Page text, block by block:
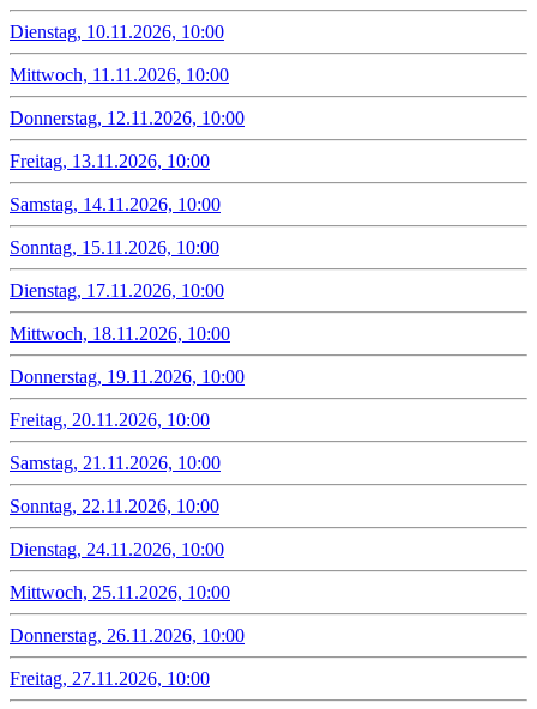
Dienstag, 10.11.2026, 10:00
Mittwoch, 11.11.2026, 10:00
Donnerstag, 12.11.2026, 10:00
Freitag, 13.11.2026, 10:00
Samstag, 14.11.2026, 10:00
Sonntag, 15.11.2026, 10:00
Dienstag, 17.11.2026, 10:00
Mittwoch, 18.11.2026, 10:00
Donnerstag, 19.11.2026, 10:00
Freitag, 20.11.2026, 10:00
Samstag, 21.11.2026, 10:00
Sonntag, 22.11.2026, 10:00
Dienstag, 24.11.2026, 10:00
Mittwoch, 25.11.2026, 10:00
Donnerstag, 26.11.2026, 10:00
Freitag, 27.11.2026, 10:00